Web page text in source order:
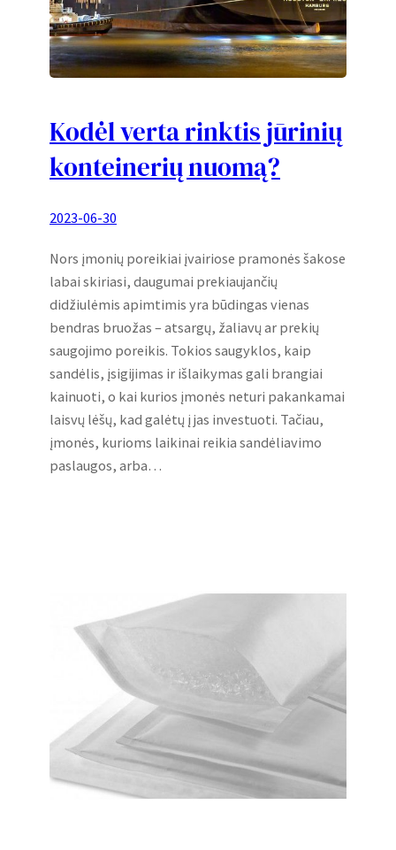
Kodėl verta rinktis jūrinių
konteinerių nuomą?
2023-06-30
Nors įmonių poreikiai įvairiose pramonės šakose
labai skiriasi, daugumai prekiaujančių
didžiulėmis apimtimis yra būdingas vienas
bendras bruožas – atsargų, žaliavų ar prekių
saugojimo poreikis. Tokios saugyklos, kaip
sandėlis, įsigijimas ir išlaikymas gali brangiai
kainuoti, o kai kurios įmonės neturi pakankamai
laisvų lėšų, kad galėtų į jas investuoti. Tačiau,
įmonės, kurioms laikinai reikia sandėliavimo
paslaugos, arba…